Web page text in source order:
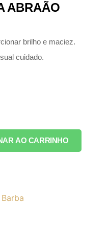
ABRAÃO
brilho e maciez.
cuidado.
AO CARRINHO